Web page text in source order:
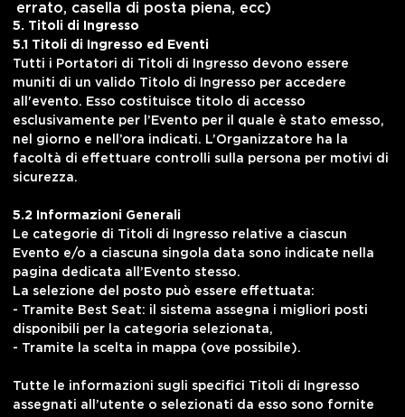
errato, casella di posta piena, ecc)
5. Titoli di Ingresso
5.1 Titoli di Ingresso ed Eventi
Tutti i Portatori di Titoli di Ingresso devono essere
muniti di un valido Titolo di Ingresso per accedere
all'evento. Esso costituisce titolo di accesso
esclusivamente per l’Evento per il quale è stato emesso,
nel giorno e nell’ora indicati. L’Organizzatore ha la
facoltà di effettuare controlli sulla persona per motivi di
sicurezza.
5.2 Informazioni Generali
Le categorie di Titoli di Ingresso relative a ciascun
Evento e/o a ciascuna singola data sono indicate nella
pagina dedicata all’Evento stesso.
La selezione del posto può essere effettuata:
- Tramite Best Seat: il sistema assegna i migliori posti
disponibili per la categoria selezionata,
- Tramite la scelta in mappa (ove possibile).
Tutte le informazioni sugli specifici Titoli di Ingresso
assegnati all’utente o selezionati da esso sono fornite